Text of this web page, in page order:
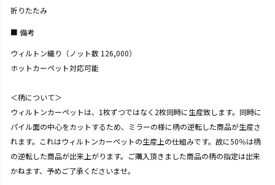
折りたたみ
備考
ウィルトン織り（ノット数 126,000）
ホットカーペット対応可能
＜柄について＞
ウィルトンカーペットは、1枚ずつではなく2枚同時に生産致します。同時に
パイル面の中心をカットするため、ミラーの様に柄の逆転した商品が生産さ
れます。これはウィルトンカーペットの生産上の仕組みです。故に50％は柄
の逆転した商品が出来上がります。ご購入頂きました商品の柄の指定は出来
かねます、予めご了承くださいませ。